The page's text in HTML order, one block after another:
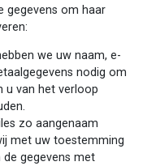
gegevens om haar
we uw naam, e-
nodig om
u van het verloop
zo aangenaam
met uw toestemming
de gegevens met